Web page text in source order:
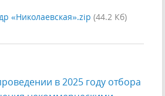
«Николаевская».zip (44.2 Кб)
в 2025 году отбора